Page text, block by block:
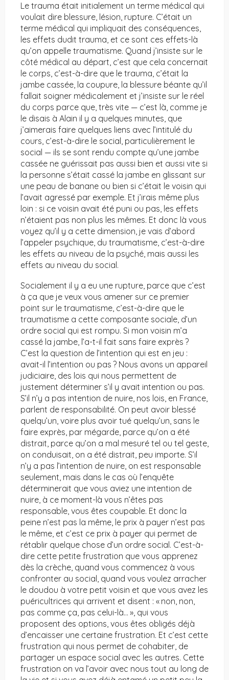
Le trauma était initialement un terme médical qui
voulait dire blessure, lésion, rupture. C’était un
terme médical qui impliquait des conséquences,
les effets dudit trauma, et ce sont ces effets-là
qu’on appelle traumatisme. Quand j’insiste sur le
côté médical au départ, c’est que cela concernait
le corps, c’est-à-dire que le trauma, c’était la
jambe cassée, la coupure, la blessure béante qu’il
fallait soigner médicalement et j’insiste sur le réel
du corps parce que, très vite — c’est là, comme je
le disais à Alain il y a quelques minutes, que
j’aimerais faire quelques liens avec l’intitulé du
cours, c’est-à-dire le social, particulièrement le
social — ils se sont rendu compte qu’une jambe
cassée ne guérissait pas aussi bien et aussi vite si
la personne s’était cassé la jambe en glissant sur
une peau de banane ou bien si c’était le voisin qui
l’avait agressé par exemple. Et j’irais même plus
loin : si ce voisin avait été puni ou pas, les effets
n’étaient pas non plus les mêmes. Et donc là vous
voyez qu’il y a cette dimension, je vais d’abord
l’appeler psychique, du traumatisme, c’est-à-dire
les effets au niveau de la psyché, mais aussi les
effets au niveau du social.
Socialement il y a eu une rupture, parce que c’est
à ça que je veux vous amener sur ce premier
point sur le traumatisme, c’est-à-dire que le
traumatisme a cette composante sociale, d’un
ordre social qui est rompu. Si mon voisin m’a
cassé la jambe, l’a-t-il fait sans faire exprès ?
C’est la question de l’intention qui est en jeu :
avait-il l’intention ou pas ? Nous avons un appareil
judiciaire, des lois qui nous permettent de
justement déterminer s’il y avait intention ou pas.
S’il n’y a pas intention de nuire, nos lois, en France,
parlent de responsabilité. On peut avoir blessé
quelqu’un, voire plus avoir tué quelqu’un, sans le
faire exprès, par mégarde, parce qu’on a été
distrait, parce qu’on a mal mesuré tel ou tel geste,
on conduisait, on a été distrait, peu importe. S’il
n’y a pas l’intention de nuire, on est responsable
seulement, mais dans le cas où l’enquête
déterminerait que vous aviez une intention de
nuire, à ce moment-là vous n’êtes pas
responsable, vous êtes coupable. Et donc la
peine n’est pas la même, le prix à payer n’est pas
le même, et c’est ce prix à payer qui permet de
rétablir quelque chose d’un ordre social. C’est-à-
dire cette petite frustration que vous apprenez
dès la crèche, quand vous commencez à vous
confronter au social, quand vous voulez arracher
le doudou à votre petit voisin et que vous avez les
puéricultrices qui arrivent et disent : « non, non,
pas comme ça, pas celui-là… », qui vous
proposent des options, vous êtes obligés déjà
d’encaisser une certaine frustration. Et c’est cette
frustration qui nous permet de cohabiter, de
partager un espace social avec les autres. Cette
frustration on va l’avoir avec nous tout au long de